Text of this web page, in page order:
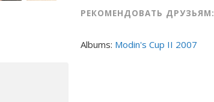
РЕКОМЕНДОВАТЬ ДРУЗЬЯМ:
Albums: Modin's Cup II 2007